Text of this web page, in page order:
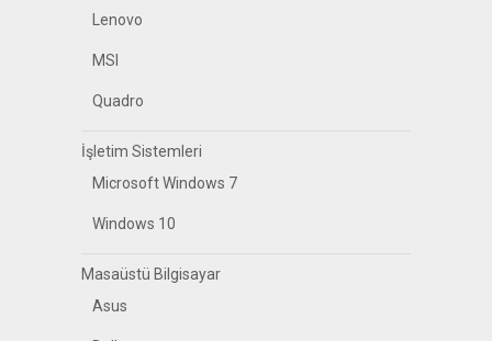
Lenovo
MSI
Quadro
İşletim Sistemleri
Microsoft Windows 7
Windows 10
Masaüstü Bilgisayar
Asus